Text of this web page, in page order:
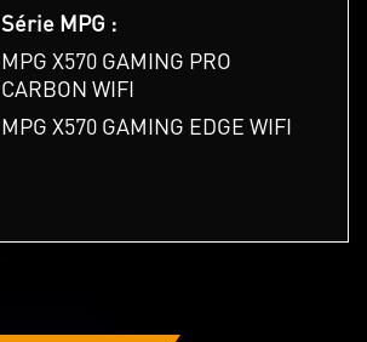
Série MPG :
MPG X570 GAMING PRO
CARBON WIFI
MPG X570 GAMING EDGE WIFI